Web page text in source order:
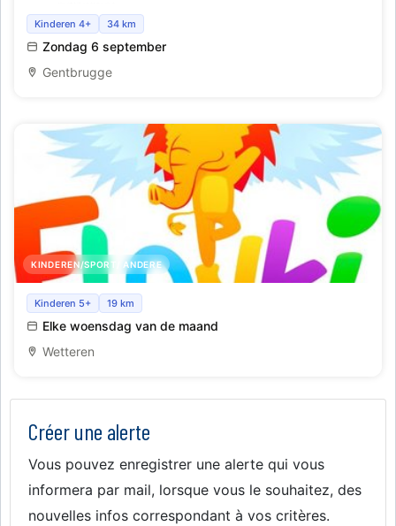
Seminarie drukpunten als zelfverdediging
Kinderen 4+ 34 km
Zondag 6 september
Gentbrugge
KINDEREN/SPORT/ ANDERE
Yoga Voor Kinderen
Kinderen 5+ 19 km
Elke woensdag van de maand
Wetteren
Créer une alerte
Vous pouvez enregistrer une alerte qui vous
informera par mail, lorsque vous le souhaitez, des
nouvelles infos correspondant à vos critères.